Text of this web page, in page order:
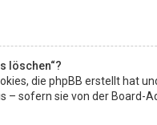
löschen“?
die phpBB erstellt hat
– sofern sie von der